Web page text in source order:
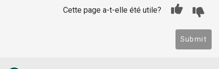
Cette page a-t-elle été utile?
Submit